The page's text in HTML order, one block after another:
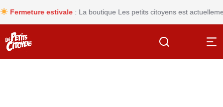
estivale: La boutique Les petits citoyens est actuellement